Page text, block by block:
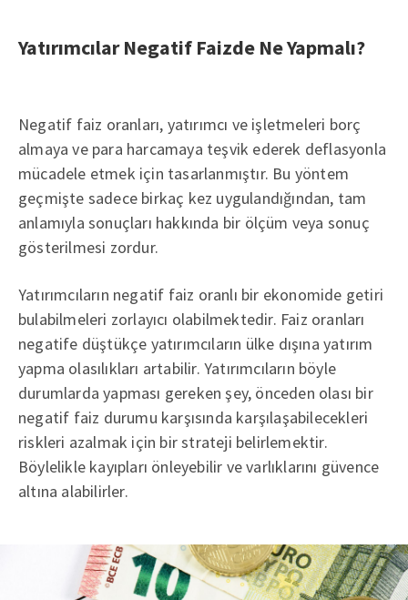
Yatırımcılar Negatif Faizde Ne Yapmalı?
Negatif faiz oranları, yatırımcı ve işletmeleri borç
almaya ve para harcamaya teşvik ederek deflasyonla
mücadele etmek için tasarlanmıştır. Bu yöntem
geçmişte sadece birkaç kez uygulandığından, tam
anlamıyla sonuçları hakkında bir ölçüm veya sonuç
gösterilmesi zordur.
Yatırımcıların negatif faiz oranlı bir ekonomide getiri
bulabilmeleri zorlayıcı olabilmektedir. Faiz oranları
negatife düştükçe yatırımcıların ülke dışına yatırım
yapma olasılıkları artabilir. Yatırımcıların böyle
durumlarda yapması gereken şey, önceden olası bir
negatif faiz durumu karşısında karşılaşabilecekleri
riskleri azalmak için bir strateji belirlemektir.
Böylelikle kayıpları önleyebilir ve varlıklarını güvence
altına alabilirler.